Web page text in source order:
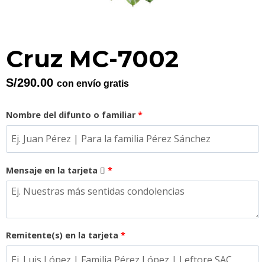
Cruz MC-7002
S/290.00 con envío gratis
Nombre del difunto o familiar *
Mensaje en la tarjeta *
Remitente(s) en la tarjeta *